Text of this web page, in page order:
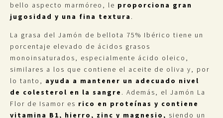
bello aspecto marmóreo, le proporciona gran
jugosidad y una fina textura .
La grasa del Jamón de bellota 75% Ibérico tiene un
porcentaje elevado de ácidos grasos
monoinsaturados, especialmente ácido oleico,
similares a los que contiene el aceite de oliva y, por
lo tanto, ayuda a mantener un adecuado nivel
de colesterol en la sangre . Además, el Jamón La
Flor de Isamor es rico en proteínas y contiene
vitamina B1, hierro, zinc y magnesio, siendo un